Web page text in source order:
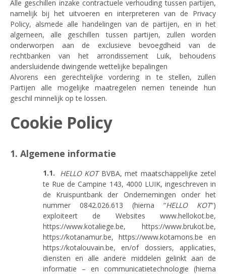
Alle geschillen inzake contractuele verhouding tussen partijen,
namelijk bij het uitvoeren en interpreteren van de Privacy
Policy, alsmede alle handelingen van de partijen, en in het
algemeen, alle geschillen tussen partijen, zullen worden
onderworpen aan de exclusieve bevoegdheid van de
rechtbanken van het arrondissement Luik, behoudens
andersluidende dwingende wettelijke bepalingen
Alvorens een gerechtelijke vordering in te stellen, zullen
Partijen alle mogelijke maatregelen nemen teneinde hun
geschil minnelijk op te lossen.
Cookie Policy
1. Algemene informatie
HELLO KOTBVBA, met maatschappelijke zetel
te Rue de Campine 143, 4000 LUIK, ingeschreven in
de Kruispuntbank der Ondernemingen onder het
nummer 0842.026.613 (hierna “HELLO KOT“)
exploiteert de Websites www.hellokot.be,
https://www.kotaliege.be, https://www.brukot.be,
https://kotanamur.be, https://www.kotamons.be en
https://kotalouvain.be, en/of dossiers, applicaties,
diensten en alle andere middelen gelinkt aan de
informatie – en communicatietechnologie (hierna